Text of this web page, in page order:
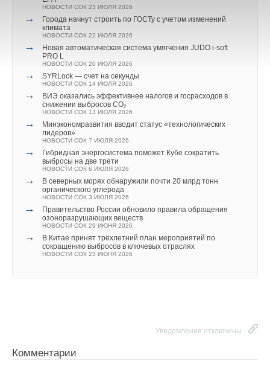
НОВОСТИ СОК 23 ИЮЛЯ 2026
→
Города начнут строить по ГОСТу с учетом изменений
климата
НОВОСТИ СОК 22 ИЮЛЯ 2026
→
Новая автоматическая система умягчения JUDO i-soft
PRO L
НОВОСТИ СОК 20 ИЮЛЯ 2026
→ SYRLock — счет на секунды
НОВОСТИ СОК 14 ИЮЛЯ 2026
→
ВИЭ оказались эффективнее налогов и госрасходов в
снижении выбросов CO₂
НОВОСТИ СОК 13 ИЮЛЯ 2026
→
Минэкономразвития вводит статус «технологических
лидеров»
НОВОСТИ СОК 7 ИЮЛЯ 2026
→
Гибридная энергосистема поможет Кубе сократить
выбросы на две трети
НОВОСТИ СОК 6 ИЮЛЯ 2026
→
В северных морях обнаружили почти 20 млрд тонн
органического углерода
НОВОСТИ СОК 3 ИЮЛЯ 2026
→
Правительство России обновило правила обращения
озоноразрушающих веществ
НОВОСТИ СОК 29 ИЮНЯ 2026
→
В Китае принят трёхлетний план мероприятий по
сокращению выбросов в ключевых отраслях
НОВОСТИ СОК 23 ИЮНЯ 2026
Уведомления отключены
Комментарии